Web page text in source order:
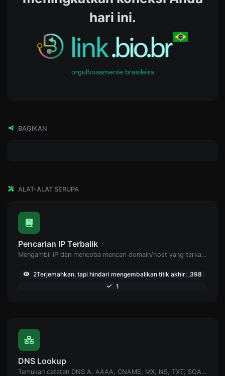
hari ini.
orgulhosamente brasileira
BAGIKAN
ALAT-ALAT SERUPA
Pencarian IP Terbalik
Mengambil IP dan mencoba mencari domain/host yang terkait dengannya.
2Terjemahkan, tapi hindari mengembalikan titik akhir: ,398
1
DNS Lookup
Temukan catatan DNS A, AAAA, CNAME, MX, NS, TXT, SOA dari sebuah host.